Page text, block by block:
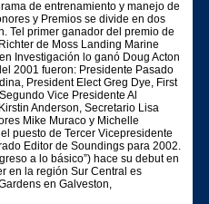
de entrenamiento y manejo de
y Premios se divide en dos
Tel primer ganador del premio de
de Moss Landing Marine
Investigación lo ganó Doug Acton
2001 fueron: Presidente Pasado
President Elect Greg Dye, First
Vice Presidente Al
Anderson, Secretario Lisa
Mike Muraco y Michelle
puesto de Tercer Vicepresidente
Editor de Soundings para 2002.
a lo básico”) hace su debut en
en la región Sur Central es
en Galveston,